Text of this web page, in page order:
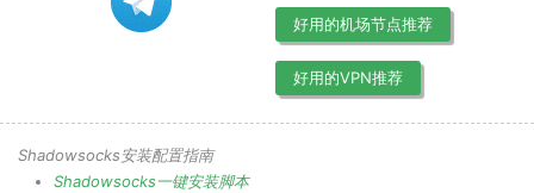
好用的机场节点推荐
好用的VPN推荐
Shadowsocks安装配置指南
Shadowsocks一键安装脚本